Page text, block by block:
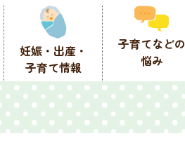
妊娠・出産・
子育て情報
子育てなどの
悩み